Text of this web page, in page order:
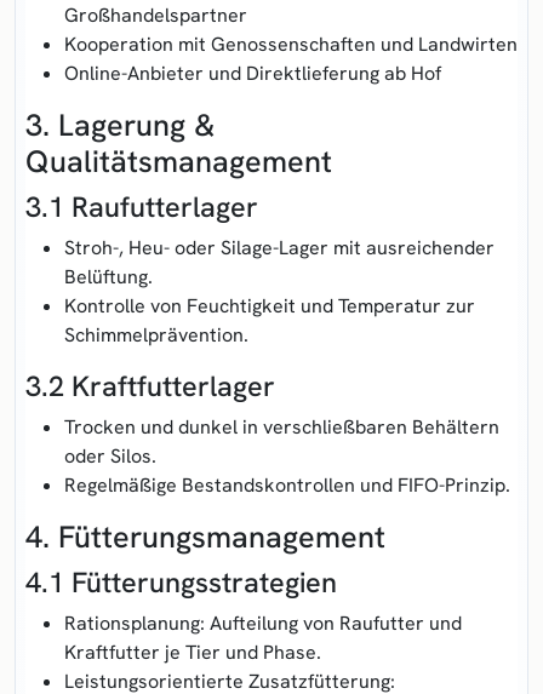
Großhandelspartner
Kooperation mit Genossenschaften und Landwirten
Online-Anbieter und Direktlieferung ab Hof
3. Lagerung &
Qualitätsmanagement
3.1 Raufutterlager
Stroh-, Heu- oder Silage-Lager mit ausreichender
Belüftung.
Kontrolle von Feuchtigkeit und Temperatur zur
Schimmelprävention.
3.2 Kraftfutterlager
Trocken und dunkel in verschließbaren Behältern
oder Silos.
Regelmäßige Bestandskontrollen und FIFO-Prinzip.
4. Fütterungsmanagement
4.1 Fütterungsstrategien
Rationsplanung: Aufteilung von Raufutter und
Kraftfutter je Tier und Phase.
Leistungsorientierte Zusatzfütterung: